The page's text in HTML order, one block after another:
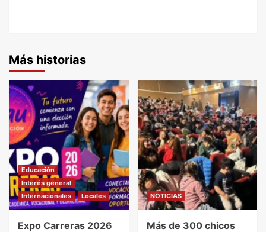
Más historias
Educación
Interés general
Internacionales
Locales
Expo Carreras 2026
NOTICIAS
Más de 300 chicos